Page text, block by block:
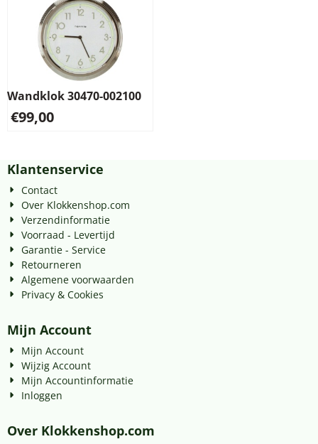
Wandklok 30470-002100
€99,00
Klantenservice
Contact
Over Klokkenshop.com
Verzendinformatie
Voorraad - Levertijd
Garantie - Service
Retourneren
Algemene voorwaarden
Privacy & Cookies
Mijn Account
Mijn Account
Wijzig Account
Mijn Accountinformatie
Inloggen
Over Klokkenshop.com